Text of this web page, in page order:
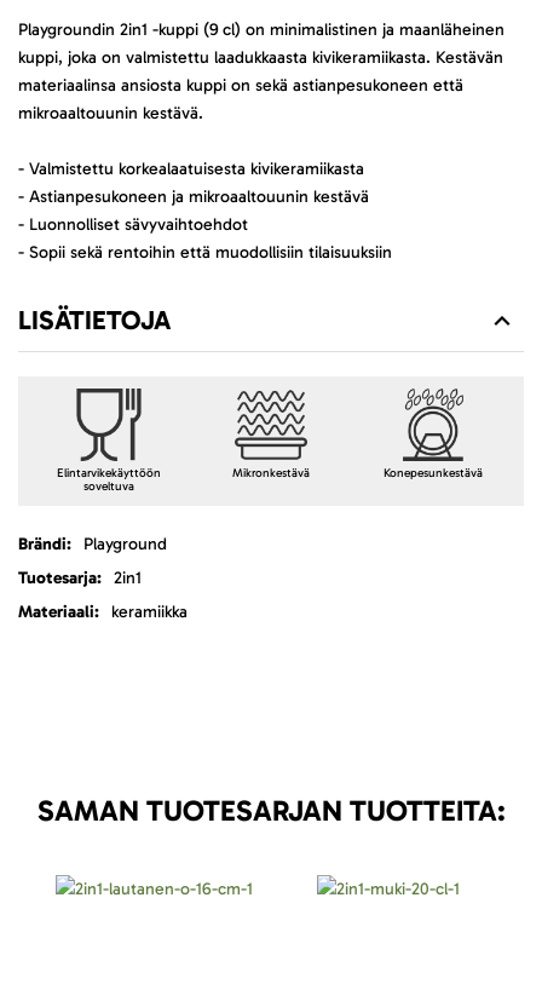
Playgroundin 2in1 -kuppi (9 cl) on minimalistinen ja maanläheinen
kuppi, joka on valmistettu laadukkaasta kivikeramiikasta. Kestävän
materiaalinsa ansiosta kuppi on sekä astianpesukoneen että
mikroaaltouunin kestävä.
- Valmistettu korkealaatuisesta kivikeramiikasta
- Astianpesukoneen ja mikroaaltouunin kestävä
- Luonnolliset sävyvaihtoehdot
- Sopii sekä rentoihin että muodollisiin tilaisuuksiin
LISÄTIETOJA
Elintarvikekäyttöön
soveltuva
Mikronkestävä Konepesunkestävä
LisätietojaPlayground
2in1
keramiikka
SAMAN TUOTESARJAN TUOTTEITA: